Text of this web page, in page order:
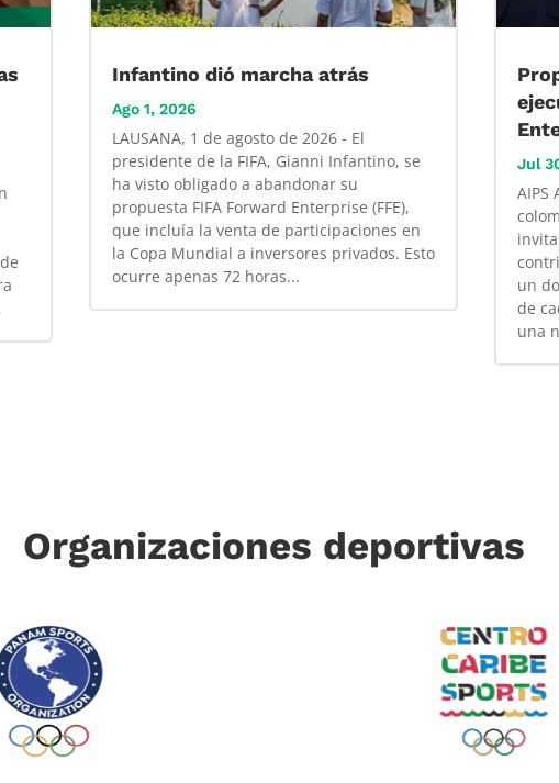
Infantino dió marcha atrás
Ago 1, 2026
LAUSANA, 1 de agosto de 2026 - El
presidente de la FIFA, Gianni Infantino, se
ha visto obligado a abandonar su
propuesta FIFA Forward Enterprise (FFE),
que incluía la venta de participaciones en
la Copa Mundial a inversores privados. Esto
ocurre apenas 72 horas...
Jul
AIPS
un
de
una
Organizaciones deportivas